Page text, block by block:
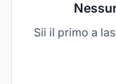
Sii il primo a